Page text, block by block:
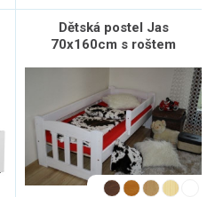
Dětská postel Jas
70x160cm s roštem